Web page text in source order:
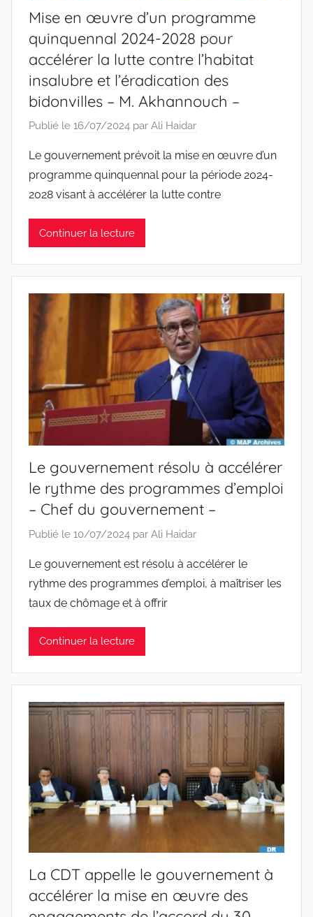
Mise en œuvre d’un programme
quinquennal 2024-2028 pour
accélérer la lutte contre l’habitat
insalubre et l’éradication des
bidonvilles – M. Akhannouch –
Publié le 16/07/2024 par Ali Haidar
Le gouvernement prévoit la mise en œuvre d’un
programme quinquennal pour la période 2024-
2028 visant à accélérer la lutte contre
Continuer la lecture
Le gouvernement résolu à accélérer
le rythme des programmes d’emploi
– Chef du gouvernement –
Publié le 10/07/2024 par Ali Haidar
Le gouvernement est résolu à accélérer le
rythme des programmes d’emploi, à maîtriser les
taux de chômage et à offrir
Continuer la lecture
La CDT appelle le gouvernement à
accélérer la mise en œuvre des